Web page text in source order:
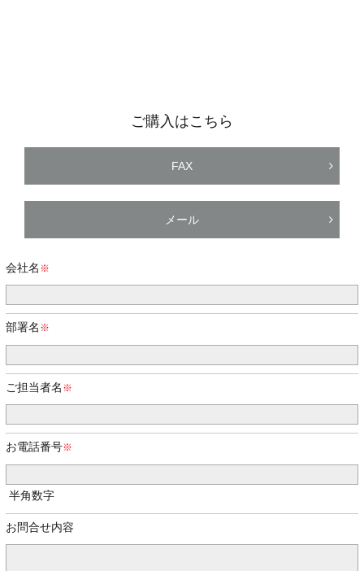
ご購入はこちら
FAX
メール
会社名
部署名
ご担当者名
お電話番号
半角数字
お問合せ内容